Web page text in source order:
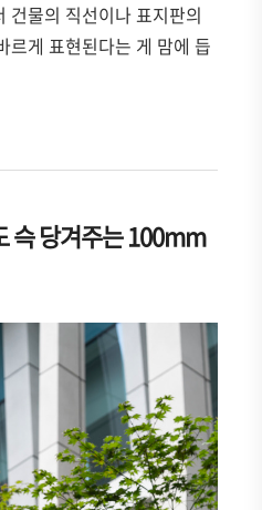
건물의 직선이나 표지판의
르게 표현된다는 게 맘에 듭
슥 당겨주는 100mm